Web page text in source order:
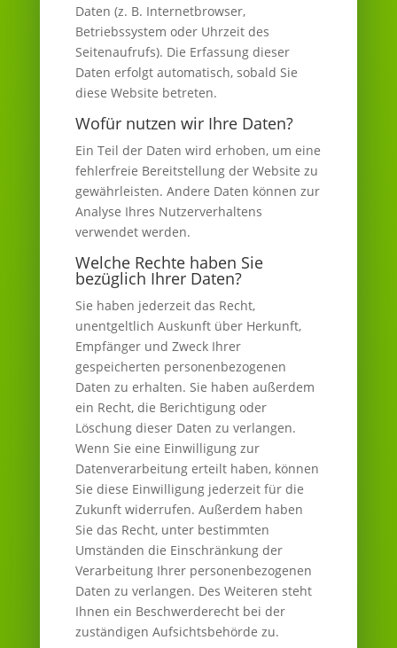
Daten (z. B. Internetbrowser,
Betriebssystem oder Uhrzeit des
Seitenaufrufs). Die Erfassung dieser
Daten erfolgt automatisch, sobald Sie
diese Website betreten.
Wofür nutzen wir Ihre Daten?
Ein Teil der Daten wird erhoben, um eine
fehlerfreie Bereitstellung der Website zu
gewährleisten. Andere Daten können zur
Analyse Ihres Nutzerverhaltens
verwendet werden.
Welche Rechte haben Sie
bezüglich Ihrer Daten?
Sie haben jederzeit das Recht,
unentgeltlich Auskunft über Herkunft,
Empfänger und Zweck Ihrer
gespeicherten personenbezogenen
Daten zu erhalten. Sie haben außerdem
ein Recht, die Berichtigung oder
Löschung dieser Daten zu verlangen.
Wenn Sie eine Einwilligung zur
Datenverarbeitung erteilt haben, können
Sie diese Einwilligung jederzeit für die
Zukunft widerrufen. Außerdem haben
Sie das Recht, unter bestimmten
Umständen die Einschränkung der
Verarbeitung Ihrer personenbezogenen
Daten zu verlangen. Des Weiteren steht
Ihnen ein Beschwerderecht bei der
zuständigen Aufsichtsbehörde zu.